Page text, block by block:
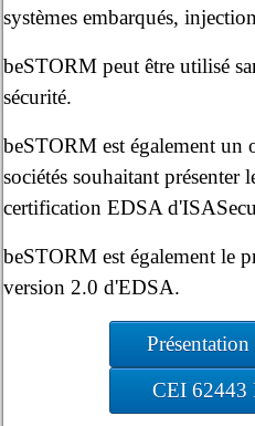
systèmes embarqués,
beSTORM peut être utilisé
sécurité.
beSTORM est également
sociétés souhaitant présenter
certification EDSA
beSTORM est également le
version 2.0 d'EDSA.
CEI 62443